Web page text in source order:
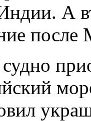
А
после